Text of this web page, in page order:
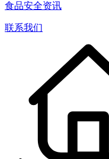
食品安全资讯
联系我们